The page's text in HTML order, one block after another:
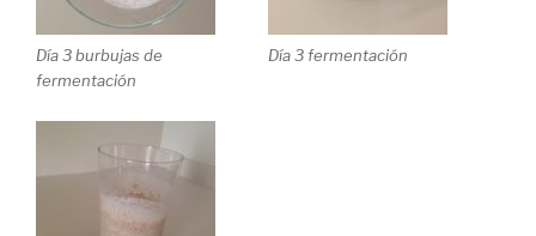
Día 3 burbujas de
fermentación
Día 3 fermentación